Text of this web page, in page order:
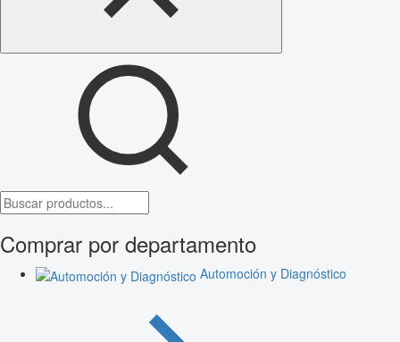
Comprar por departamento
Automoción y Diagnóstico